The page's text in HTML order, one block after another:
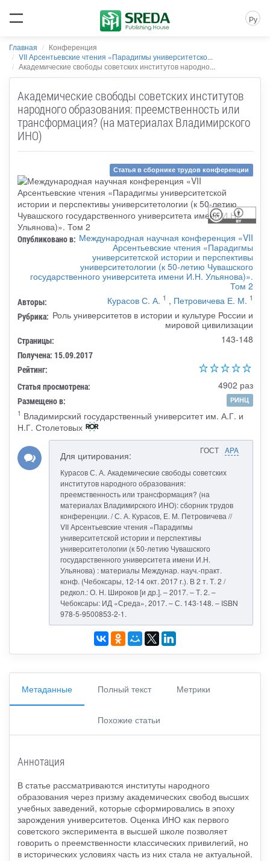
Ру
Главная
Конференция
VII Арсентьевские чтения «Парадигмы университетско...
Академические свободы советских институтов народно...
Академические свободы советских институтов
народного образования: преемственность или
трансформация? (на материалах Владимирского
ИНО)
Статья в сборнике трудов конференции
Опубликовано в: Международная научная конференция «VII
Арсентьевские чтения «Парадигмы
университетской истории и перспективы
университетологии (к 50-летию Чувашского
государственного университета имени И.Н. Ульянова)».
Том 2
Авторы: Курасов С. А. 1 , Петровичева Е. М. 1
Рубрика: Роль университетов в истории и культуре России и
мировой цивилизации
Страницы: 143-148
Получена: 15.09.2017
Рейтинг:
Статья просмотрена:
4902 раз
Размещено в:
РИНЦ
1 Владимирский государственный университет им. А.Г. и
Н.Г. Столетовых
ГОСТ APA
Для цитирования:
Курасов С. А. Академические свободы советских
институтов народного образования:
преемственность или трансформация? (на
материалах Владимирского ИНО): сборник трудов
конференции. / С. А. Курасов, Е. М. Петровичева //
VII Арсентьевские чтения «Парадигмы
университетской истории и перспективы
университетологии (к 50-летию Чувашского
государственного университета имени И.Н.
Ульянова) : материалы Междунар. науч.-практ.
конф. (Чебоксары, 12-14 окт. 2017 г.). В 2 т. Т. 2 /
редкол.: О. Н. Широков [и др.]. – 2017. – Т. 2. –
Чебоксары: ИД «Среда», 2017. – С. 143-148. – ISBN
978-5-9500853-2-1.
Метаданные Полный текст Метрики
Похожие статьи
Аннотация
В статье рассматриваются институты народного
образования через призму академических свобод высших
учебных заведений, которые сформировались в эпоху
зарождения университетов. Оценка ИНО как первого
советского эксперимента в высшей школе позволяет
говорить о преемственности классических привилегий, но
в исторических условиях часть из них стала не актуальной.